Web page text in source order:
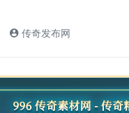
传奇发布网